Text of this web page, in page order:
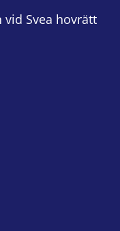
Svea hovrätt